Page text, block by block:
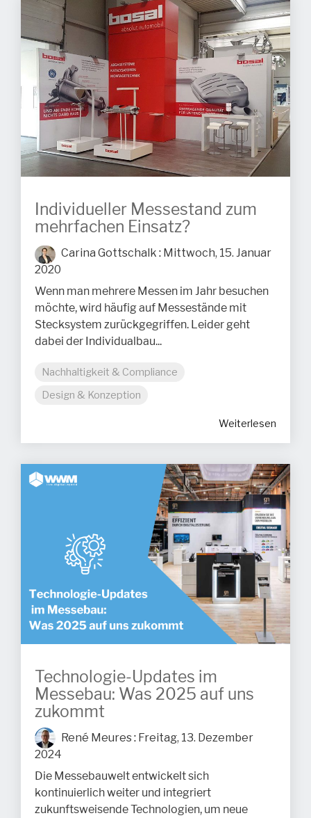
Individueller Messestand zum
mehrfachen Einsatz?
Carina Gottschalk : Mittwoch, 15. Januar
2020
Wenn man mehrere Messen im Jahr besuchen
möchte, wird häufig auf Messestände mit
Stecksystem zurückgegriffen. Leider geht
dabei der Individualbau...
Nachhaltigkeit & Compliance
Design & Konzeption
Weiterlesen
Technologie-Updates im
Messebau: Was 2025 auf uns
zukommt
René Meures: Freitag, 13. Dezember
2024
Die Messebauwelt entwickelt sich
kontinuierlich weiter und integriert
zukunftsweisende Technologien, um neue